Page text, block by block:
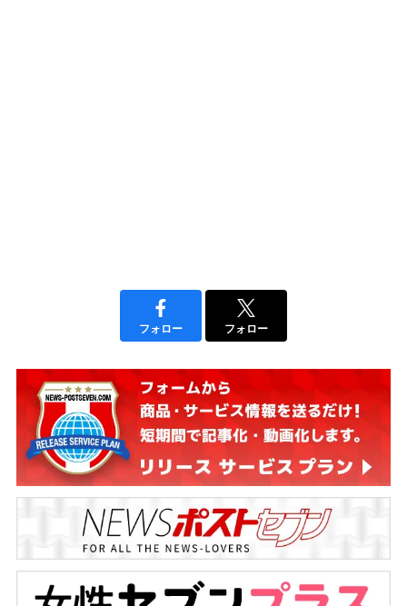
フォロー フォロー